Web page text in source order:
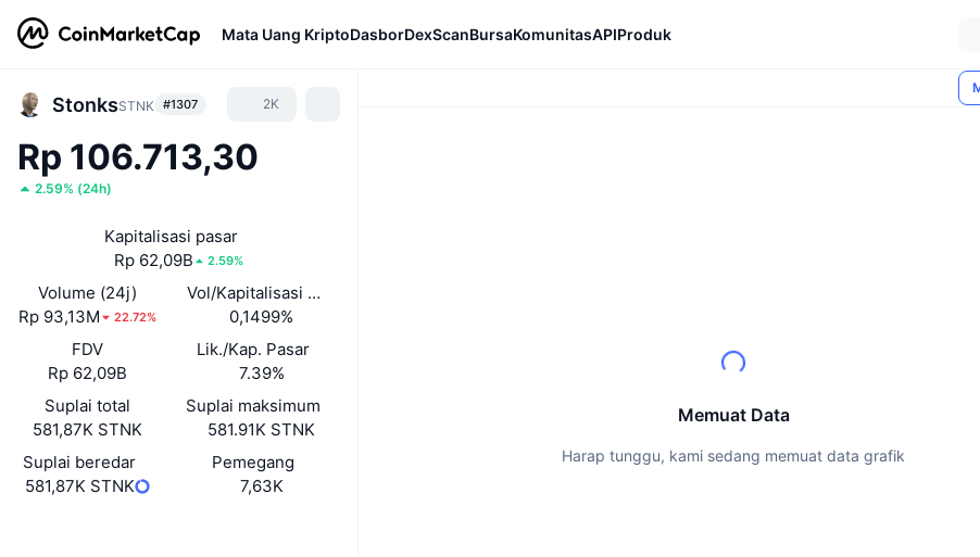
Mata Uang KriptoDasborDexScanBursaKomunitasAPIProduk
StonksSTNK #1307 2K
Rp 106.713,30
2.59% (24h)
Kapitalisasi pasar
Rp 62,09B
2.59%
Volume (24j)
Rp 93,13M
22.72%
Vol/Kapitalisasi Pasar (24J)
0,1499%
FDV
Rp 62,09B
Lik./Kap. Pasar
7.39%
Suplai total
581,87K STNK
Suplai maksimum
581.91K STNK
Suplai beredar
581,87K STNK
Pemegang
7,63K
Memuat Data
Harap tunggu, kami sedang memuat data grafik